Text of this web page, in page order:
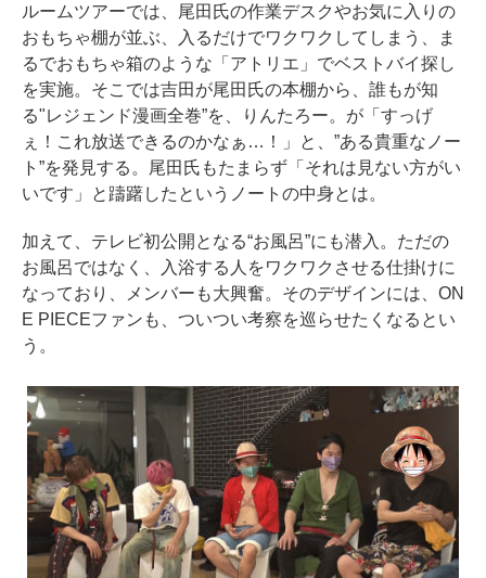
ルームツアーでは、尾田氏の作業デスクやお気に入りの
おもちゃ棚が並ぶ、入るだけでワクワクしてしまう、ま
るでおもちゃ箱のような「アトリエ」でベストバイ探し
を実施。そこでは吉田が尾田氏の本棚から、誰もが知
る"レジェンド漫画全巻”を、りんたろー。が「すっげ
ぇ！これ放送できるのかなぁ…！」と、”ある貴重なノー
ト”を発見する。尾田氏もたまらず「それは見ない方がい
いです」と躊躇したというノートの中身とは。
加えて、テレビ初公開となる“お風呂”にも潜入。ただの
お風呂ではなく、入浴する人をワクワクさせる仕掛けに
なっており、メンバーも大興奮。そのデザインには、ON
E PIECEファンも、ついつい考察を巡らせたくなるとい
う。